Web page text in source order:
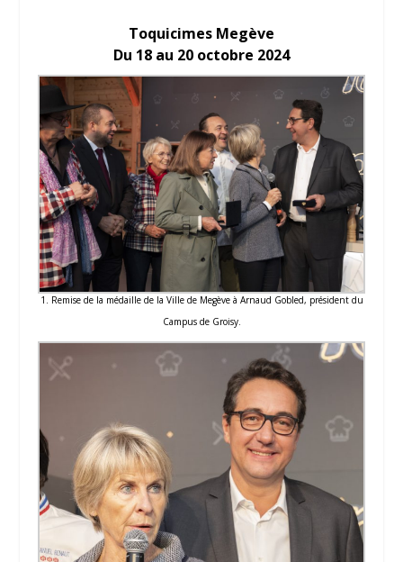
Toquicimes Megève
Du 18 au 20 octobre 2024
1. Remise de la médaille de la Ville de Megève à Arnaud Gobled, président du
Campus de Groisy.